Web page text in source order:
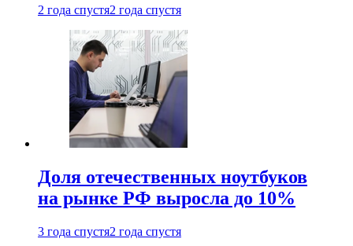
2 года спустя2 года спустя
Доля отечественных ноутбуков
на рынке РФ выросла до 10%
3 года спустя2 года спустя